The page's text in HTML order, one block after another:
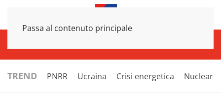
Passa al contenuto principale
TREND PNRR Ucraina Crisi energetica Nucleare